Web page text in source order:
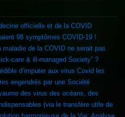
officielle et de la COVID
98 symptômes COVID-19 !
maladie de la COVID ne serait pas
care & ill-managed Society” ?
d’imputer aux virus Covid les
engendrés par une Société
des virus des océans, des
(via le transfère utile de